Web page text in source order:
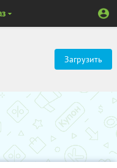
Загрузить